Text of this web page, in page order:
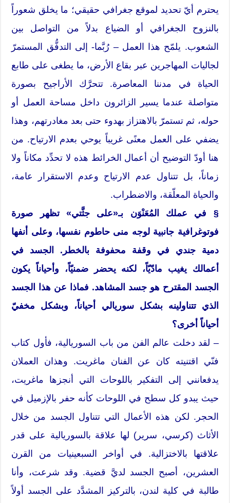
يحترم أيّ تحديد لموقع جغرافي حقيقي؛ ما يخلق شعوراً
بالنزوح الجغرافي أو الضياع بدلاً من التواصل بين
الشعوب. يلمّح هذا العمل – رُبَّما- إلى التدفُّق المستمرّ
لجاليات المهاجرين عبر بقاع الأرض، ما يطغى على طابع
الحياة في مدننا المعاصرة. تتحرَّك الأراجيح بصورة
متواصلة عندما يسير الزائرون داخل مساحة العمل أو
حوله، ثم تستمرّ بالاهتزاز بهدوء حتى بعد مغادرتهم، وهذا
يضفي على العمل معنًى غريباً يوحي بعدم الارتياح. من
هنا أودّ التوضيح أن أعمال الخرائط هذه لا تحدِّد مكاناً ولا
زماناً، بل تتناول عدم الارتياح وعدم الاستقرار عامة،
والحياة المعلّقة، والاضطراب.
§ في عملك المُعَنْوَن بـ«على جثَّتي» تظهر صورة
فوتوغرافية جانبية لوجه منى حاطوم نفسها، وعلى أنفها
دمية جندي في وقفة محفوفة بالخطر. الجسد في
أعمالك يغيب مادّيّاً، لكنه يحضر ضمنيّاً، وأحياناً يكون
الجسد المقترح هو جسد المشاهد. فماذا عن هذا الجسد
الذي تتناولينه بشكل سوريالي أحياناً، وبشكل مخفيّ
أحياناً أخرى؟
– لقد دخلت عالم الفن من باب السوريالية، فأول كتاب
فنّي اقتنيته كان عن الفنان ماغريت. وهذان العملان
يدفعانني إلى التفكير باللوحات التي أنجزها ماغريت،
حيث يبدو كل سطح في اللوحات كأنه حفر بالإزميل في
الحجر. لكن هذه الأعمال التي تتناول الجسد من خلال
الأثاث (كرسي، سرير) لها علاقة بالسوريالية على قدر
علاقتها بالاختزالية. في أواخر السبعينيات من القرن
العشرين، أصبح الجسد لديَّ قضية. وقد شرعت، وأنا
طالبة في كلية لندن، بالتركيز المشدَّد على الجسد أولاً